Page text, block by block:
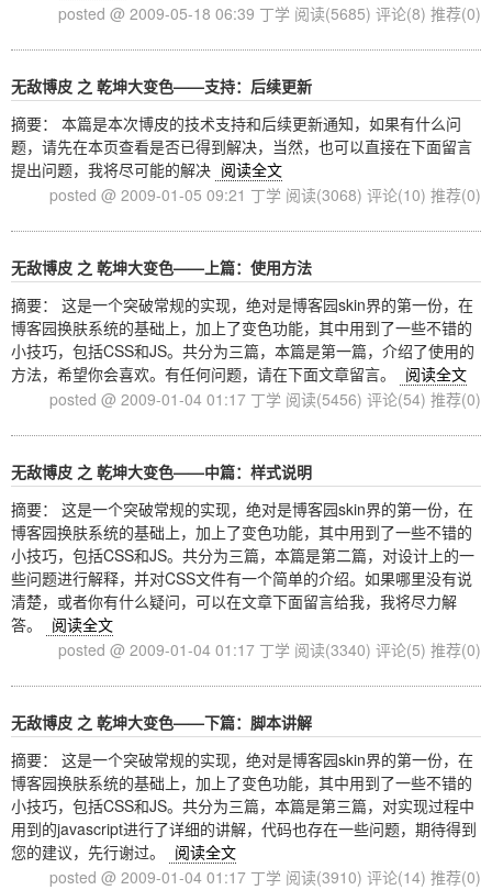
posted @ 2009-05-18 06:39 丁学 阅读(5685) 评论(8) 推荐(0)
无敌博皮 之 乾坤大变色——支持：后续更新
摘要： 本篇是本次博皮的技术支持和后续更新通知，如果有什么问
题，请先在本页查看是否已得到解决，当然，也可以直接在下面留言
提出问题，我将尽可能的解决 阅读全文
posted @ 2009-01-05 09:21 丁学 阅读(3068) 评论(10) 推荐(0)
无敌博皮 之 乾坤大变色——上篇：使用方法
摘要： 这是一个突破常规的实现，绝对是博客园skin界的第一份，在
博客园换肤系统的基础上，加上了变色功能，其中用到了一些不错的
小技巧，包括CSS和JS。共分为三篇，本篇是第一篇，介绍了使用的
方法，希望你会喜欢。有任何问题，请在下面文章留言。
阅读全文
posted @ 2009-01-04 01:17 丁学 阅读(5456) 评论(54) 推荐(0)
无敌博皮 之 乾坤大变色——中篇：样式说明
摘要： 这是一个突破常规的实现，绝对是博客园skin界的第一份，在
博客园换肤系统的基础上，加上了变色功能，其中用到了一些不错的
小技巧，包括CSS和JS。共分为三篇，本篇是第二篇，对设计上的一
些问题进行解释，并对CSS文件有一个简单的介绍。如果哪里没有说
清楚，或者你有什么疑问，可以在文章下面留言给我，我将尽力解
答。
阅读全文
posted @ 2009-01-04 01:17 丁学 阅读(3340) 评论(5) 推荐(0)
无敌博皮 之 乾坤大变色——下篇：脚本讲解
摘要： 这是一个突破常规的实现，绝对是博客园skin界的第一份，在
博客园换肤系统的基础上，加上了变色功能，其中用到了一些不错的
小技巧，包括CSS和JS。共分为三篇，本篇是第三篇，对实现过程中
用到的javascript进行了详细的讲解，代码也存在一些问题，期待得到
您的建议，先行谢过。
阅读全文
posted @ 2009-01-04 01:17 丁学 阅读(3910) 评论(14) 推荐(0)